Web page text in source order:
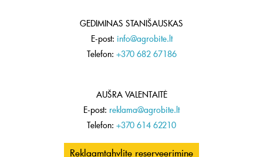
GEDIMINAS STANIŠAUSKAS
E-post: info@agrobite.lt
Telefon: +370 682 67186
AUŠRA VALENTAITĖ
E-post: reklama@agrobite.lt
Telefon: +370 614 62210
Reklaamtahvlite reserveerimine